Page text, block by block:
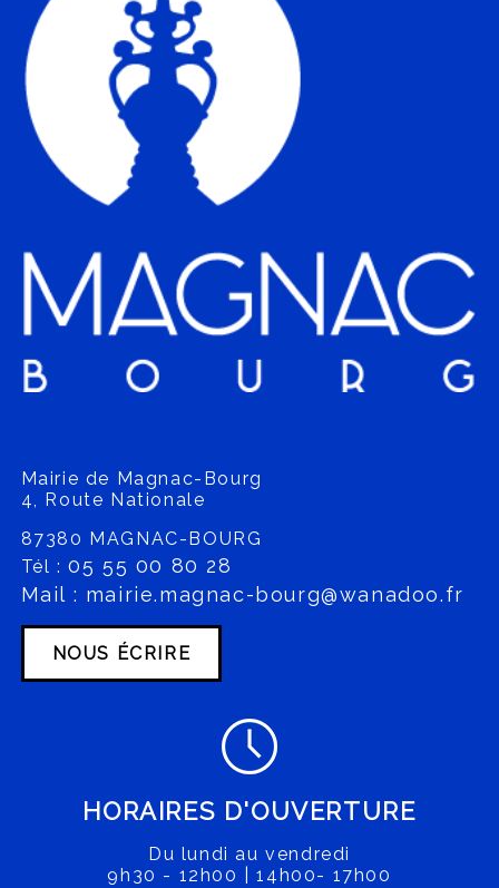
Mairie de Magnac-Bourg
4, Route Nationale
87380 MAGNAC-BOURG
Tél :05 55 00 80 28
Mail : mairie.magnac-bourg@wanadoo.fr
NOUS ÉCRIRE
HORAIRES D'OUVERTURE
Du lundi au vendredi
9h30 - 12h00 | 14h00- 17h00